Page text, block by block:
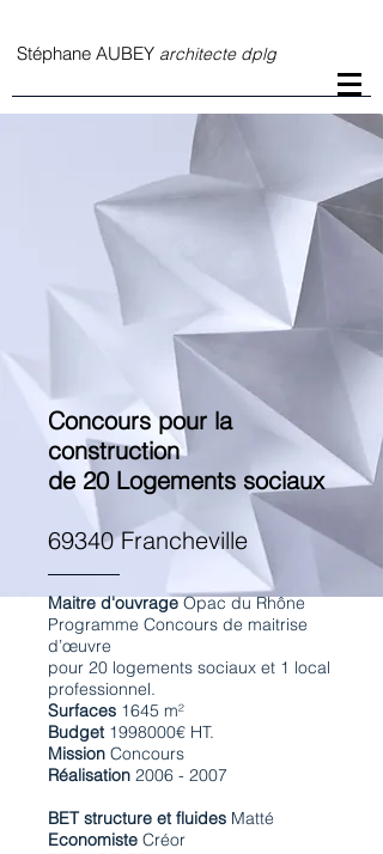
Stéphane AUBEY architecte dplg
Concours pour la
construction
de 20 Logements sociaux
69340 Francheville
Maitre d'ouvrageOpac du Rhône
Programme Concours de maitrise
d’œuvre
pour 20 logements sociaux et 1 local
professionnel.
Surfaces 1645 m²
Budget 1998000€ HT.
Mission Concours
Réalisation 2006 - 2007
BET structure et fluides Matté
Economiste Créor